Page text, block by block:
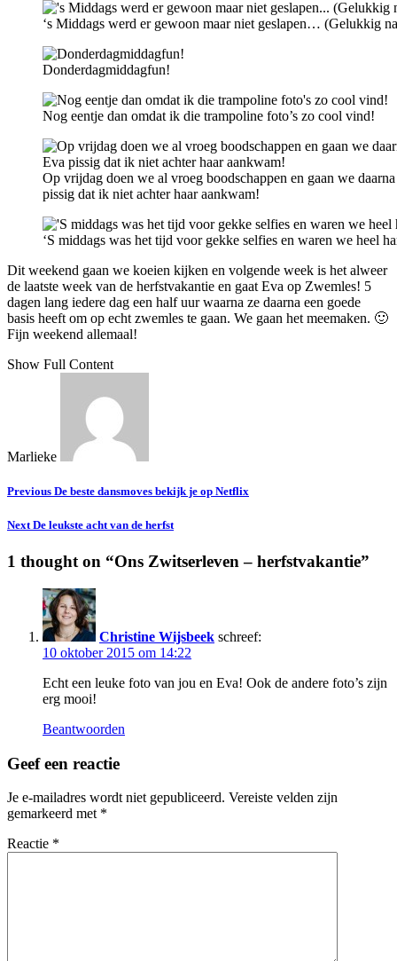
‘s Middags werd er gewoon maar niet geslapen… (Gelukkig
Donderdagmiddagfun!
Nog eentje dan omdat ik die trampoline foto’s zo cool vind!
Op vrijdag doen we al vroeg boodschappen en gaan we
pissig dat ik niet achter haar aankwam!
‘S middags was het tijd voor gekke selfies en waren we heel
Dit weekend gaan we koeien kijken en volgende week is het alweer
de laatste week van de herfstvakantie en gaat Eva op Zwemles! 5
dagen lang iedere dag een half uur waarna ze daarna een goede
basis heeft om op echt zwemles te gaan. We gaan het meemaken. 🙂
Fijn weekend allemaal!
Show Full Content
Marlieke
Previous De beste dansmoves bekijk je op Netflix
NextDe leukste acht van de herfst
1 thought on “Ons Zwitserleven – herfstvakantie”
Christine Wijsbeek schreef:
10 oktober 2015 om 14:22
Echt een leuke foto van jou en Eva! Ook de andere foto’s zijn
erg mooi!
Beantwoorden
Geef een reactie
Je e-mailadres wordt niet gepubliceerd. Vereiste velden zijn
gemarkeerd met *
Reactie *